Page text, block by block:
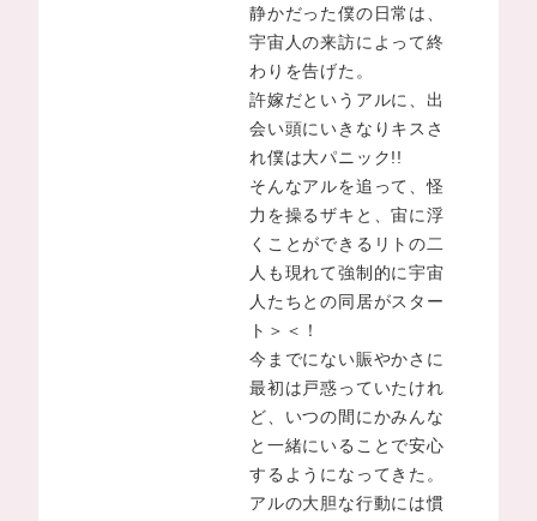
静かだった僕の日常は、
宇宙人の来訪によって終
わりを告げた。
許嫁だというアルに、出
会い頭にいきなりキスさ
れ僕は大パニック!!
そんなアルを追って、怪
力を操るザキと、宙に浮
くことができるリトの二
人も現れて強制的に宇宙
人たちとの同居がスター
ト＞＜！
今までにない賑やかさに
最初は戸惑っていたけれ
ど、いつの間にかみんな
と一緒にいることで安心
するようになってきた。
アルの大胆な行動には慣